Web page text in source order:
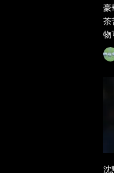
豪
茶
物
沈